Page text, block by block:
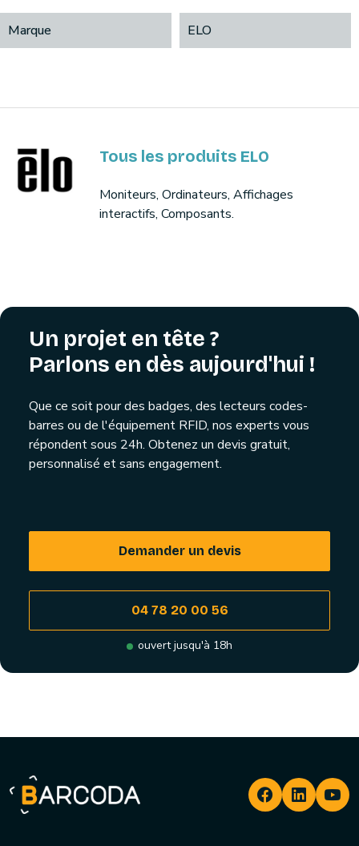
Marque ELO
Tous les produits ELO
Moniteurs, Ordinateurs, Affichages
interactifs, Composants.
Un projet en tête ?
Parlons en dès aujourd'hui !
Que ce soit pour des badges, des lecteurs codes-
barres ou de l'équipement RFID, nos experts vous
répondent sous 24h. Obtenez un devis gratuit,
personnalisé et sans engagement.
Demander un devis
04 78 20 00 56
ouvert jusqu'à 18h